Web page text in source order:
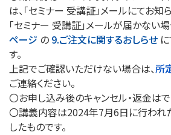
は、「セミナー 受講証」メールにてお知
「セミナー 受講証」メールが届かない場
ページ の 9.ご注文に関するおしらせ
す。
上記でご確認いただけない場合は、所
ご連絡ください。
〇お申し込み後のキャンセル・返金はで
〇講義内容は2024年7月6日に行われ
したものです。